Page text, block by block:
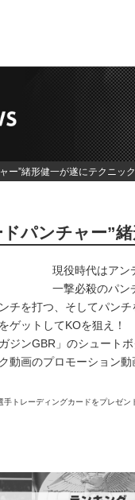
ー”緒形健一が遂にテクニッ
パンチャー”
現役時代はアン
一撃必殺のパン
チを打つ、そしてパン
ゲットしてKOを狙え！
ジンGBR」のシュート
動画のプロモーション動
手トレーディングカードをプレゼン